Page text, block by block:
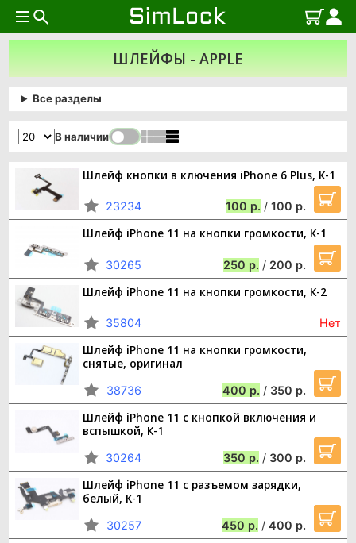
ШЛЕЙФЫ - APPLE
Все разделы
В наличии
Шлейф кнопки в ключения iPhone 6 Plus, К-1
23234 100 / 100
Шлейф iPhone 11 на кнопки громкости, К-1
30265 250 / 200
Шлейф iPhone 11 на кнопки громкости, К-2
35804 Нет
Шлейф iPhone 11 на кнопки громкости,
снятые, оригинал
38736 400 / 350
Шлейф iPhone 11 с кнопкой включения и
вспышкой, К-1
30264 350 / 300
Шлейф iPhone 11 с разъемом зарядки,
белый, К-1
30257 450 / 400